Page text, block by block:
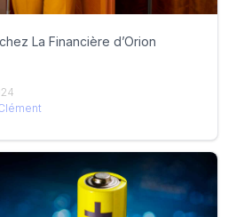
La Financière d’Orion